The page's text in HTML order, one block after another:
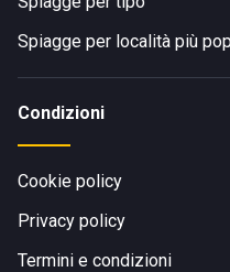
Spiagge per località più
Condizioni
Cookie policy
Privacy policy
Termini e condizioni